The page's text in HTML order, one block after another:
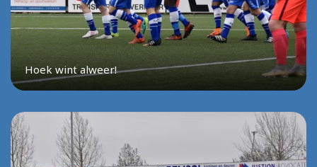
Hoek wint alweer!